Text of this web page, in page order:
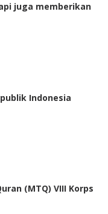
juga memberikan
Indonesia
(MTQ) VIII Korps